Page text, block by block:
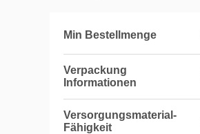
Min Bestellmenge
Verpackung
Informationen
Versorgungsmaterial-
Fähigkeit